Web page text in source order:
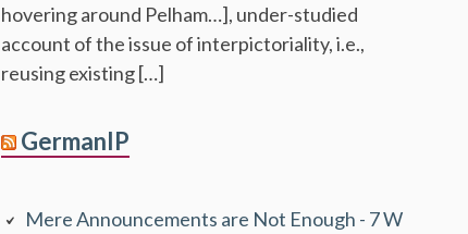
hovering around Pelham…], under-studied
account of the issue of interpictoriality, i.e.,
reusing existing […]
GermanIP
Mere Announcements are Not Enough - 7 W